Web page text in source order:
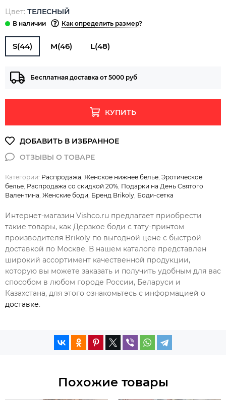
Цвет: ТЕЛЕСНЫЙ
Как определить размер?
S(44) M(46) L(48)
Бесплатная доставка от 5000 руб
КУПИТЬ
Категории: Распродажа Женское нижнее белье Эротическое
белье Распродажа со скидкой 20% Подарки на День Святого
Валентина Женские боди Бренд Brikoly Боди-сетка
Интернет-магазин Vishco.ru предлагает приобрести
такие товары, как Дерзкое боди с тату-принтом
производителя Brikoly по выгодной цене с быстрой
доставкой по Москве. В нашем каталоге представлен
широкий ассортимент качественной продукции,
которую вы можете заказать и получить удобным для вас
способом в любом городе России, Беларуси и
Казахстана, для этого ознакомьтесь с информацией о
доставке.
Похожие товары